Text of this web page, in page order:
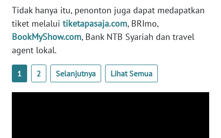
Tidak hanya itu, penonton juga dapat medapatkan
tiket melalui tiketapasaja.com, BRImo,
BookMyShow.com, Bank NTB Syariah dan travel
agent lokal.
1 2 Selanjutnya Lihat Semua
WN
SERAMBI
JAMBI
WN